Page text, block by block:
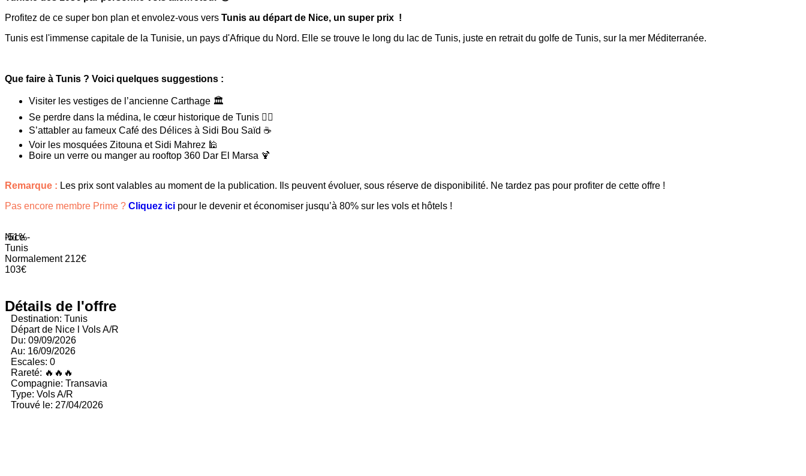
Profitez de ce super bon plan et envolez-vous vers Tunis au départ de Nice, un super prix !
Tunis est l'immense capitale de la Tunisie, un pays d'Afrique du Nord. Elle se trouve le long du lac de Tunis, juste en retrait du golfe de Tunis, sur la mer Méditerranée.
Que faire à Tunis ? Voici quelques suggestions :
Visiter les vestiges de l’ancienne Carthage 🏛️
Se perdre dans la médina, le cœur historique de Tunis 🚶‍♀️
S’attabler au fameux Café des Délices à Sidi Bou Saïd ☕
Voir les mosquées Zitouna et Sidi Mahrez 🕌
Boire un verre ou manger au rooftop 360 Dar El Marsa 🍹
Remarque : Les prix sont valables au moment de la publication. Ils peuvent évoluer, sous réserve de disponibilité. Ne tardez pas pour profiter de cette offre !
Pas encore membre Prime ? Cliquez ici pour le devenir et économiser jusqu’à 80% sur les vols et hôtels !
-51%
Nice -
Tunis
Normalement 212€
103€
Détails de l'offre
Destination: Tunis
Départ de Nice l Vols A/R
Du: 09/09/2026
Au: 16/09/2026
Escales: 0
Rareté: 🔥🔥🔥
Compagnie: Transavia
Type: Vols A/R
Trouvé le: 27/04/2026